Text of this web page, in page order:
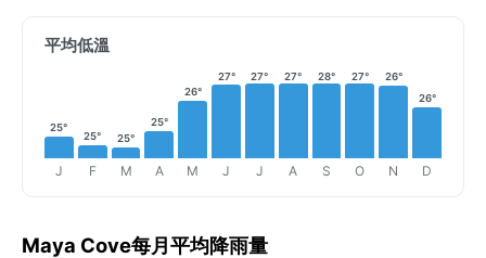
平均低溫
25°
J
25°
F
25°
M
25°
A
26°
M
27°
J
27°
J
27°
A
28°
S
27°
O
26°
N
26°
D
Maya Cove每月平均降雨量